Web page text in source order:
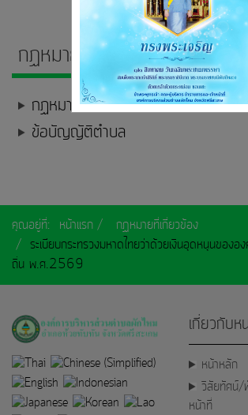
กฏหมายที่เกี่ยวข้อง
กฏหมายที่เกี่ยวข้อง
ข้อบัญญัติตำบล
คุณอยู่ที่: หน้าแรก
กฏหมายที่เกี่ยวข้อง
ระเบียบกระทรวงมหาดไทยว่าด้วยเงินอุดหนุนของ
ถิ่น พ.ศ.2569
เกี่ยวกับห
หน้าหลัก
วิสัยทัศน์/
หน้าที่